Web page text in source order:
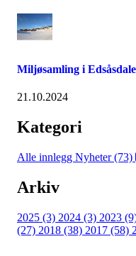
Miljøsamling i
21.10.2024
Kategori
Alle innlegg Nyheter (73)
Arkiv
2025 (3) 2024 (3) 2023
(27) 2018 (38) 2017 (58)